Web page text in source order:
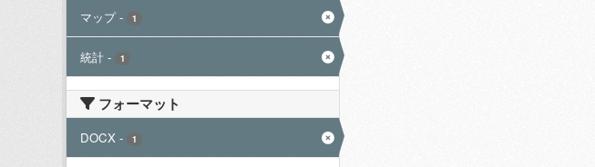
マップ - 1
統計 - 1
フォーマット
DOCX - 1